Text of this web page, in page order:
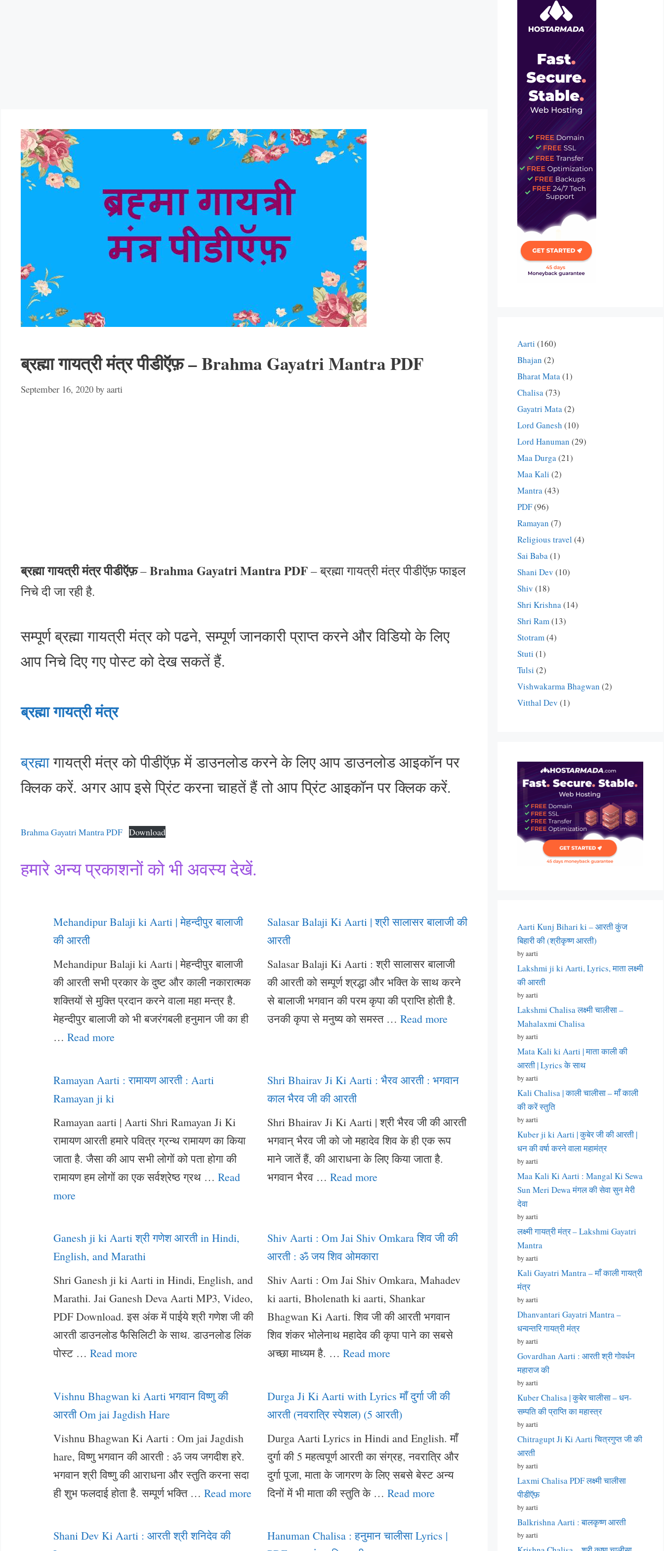
ब्रह्मा गायत्री मंत्र पीडीऍफ़ – Brahma Gayatri Mantra PDF
September 16, 2020 by aarti
ब्रह्मा गायत्री मंत्र पीडीऍफ़–Brahma Gayatri Mantra PDF– ब्रह्मा गायत्री मंत्र पीडीऍफ़ फाइल
निचे दी जा रही है.
सम्पूर्ण ब्रह्मा गायत्री मंत्र को पढने, सम्पूर्ण जानकारी प्राप्त करने और विडियो के लिए
आप निचे दिए गए पोस्ट को देख सकतें हैं.
ब्रह्मा गायत्री मंत्र
ब्रह्मागायत्री मंत्र को पीडीऍफ़ में डाउनलोड करने के लिए आप डाउनलोड आइकॉन पर
क्लिक करें. अगर आप इसे प्रिंट करना चाहतें हैं तो आप प्रिंट आइकॉन पर क्लिक करें.
Brahma Gayatri Mantra PDF Download
हमारे अन्य प्रकाशनों को भी अवस्य देखें.
Mehandipur Balaji ki Aarti | मेहन्दीपुर बालाजी
की आरती
Mehandipur Balaji ki Aarti | मेहन्दीपुर बालाजी
की आरती सभी प्रकार के दुष्ट और काली नकारात्मक
शक्तियों से मुक्ति प्रदान करने वाला महा मन्त्र है.
मेहन्दीपुर बालाजी को भी बजरंगबली हनुमान जी का ही
… Read more
Salasar Balaji Ki Aarti | श्री सालासर बालाजी की
आरती
Salasar Balaji Ki Aarti : श्री सालासर बालाजी
की आरती को सम्पूर्ण श्रद्धा और भक्ति के साथ करने
से बालाजी भगवान की परम कृपा की प्राप्ति होती है.
उनकी कृपा से मनुष्य को समस्त …Read more
Ramayan Aarti : रामायण आरती : Aarti
Ramayan ji ki
Ramayan aarti | Aarti Shri Ramayan Ji Ki
रामायण आरती हमारे पवित्र ग्रन्थ रामायण का किया
जाता है. जैसा की आप सभी लोगों को पता होगा की
रामायण हम लोगों का एक सर्वश्रेष्ठ ग्रथ … Read
more
Shri Bhairav Ji Ki Aarti : भैरव आरती : भगवान
काल भैरव जी की आरती
Shri Bhairav Ji Ki Aarti | श्री भैरव जी की आरती
भगवान् भैरव जी को जो महादेव शिव के ही एक रूप
माने जातें हैं, की आराधना के लिए किया जाता है.
भगवान भैरव …Read more
Ganesh ji ki Aarti श्री गणेश आरती in Hindi,
English, and Marathi
Shri Ganesh ji ki Aarti in Hindi, English, and
Marathi. Jai Ganesh Deva Aarti MP3, Video,
PDF Download. इस अंक में पाईये श्री गणेश जी की
आरती डाउनलोड फैसिलिटी के साथ. डाउनलोड लिंक
पोस्ट … Read more
Shiv Aarti : Om Jai Shiv Omkara शिव जी की
आरती : ॐ जय शिव ओमकारा
Shiv Aarti : Om Jai Shiv Omkara, Mahadev
ki aarti, Bholenath ki aarti, Shankar
Bhagwan Ki Aarti. शिव जी की आरती भगवान
शिव शंकर भोलेनाथ महादेव की कृपा पाने का सबसे
अच्छा माध्यम है. …Read more
Vishnu Bhagwan ki Aarti भगवान विष्णु की
आरती Om jai Jagdish Hare
Vishnu Bhagwan Ki Aarti : Om jai Jagdish
hare, विष्णु भगवान की आरती : ॐ जय जगदीश हरे.
भगवान श्री विष्णु की आराधना और स्तुति करना सदा
ही शुभ फलदाई होता है. सम्पूर्ण भक्ति … Read more
Durga Ji Ki Aarti with Lyrics माँ दुर्गा जी की
आरती (नवरात्रि स्पेशल) (5 आरती)
Durga Aarti Lyrics in Hindi and English. माँ
दुर्गा की 5 महत्वपूर्ण आरती का संग्रह, नवरात्रि और
दुर्गा पूजा, माता के जागरण के लिए सबसे बेस्ट अन्य
दिनों में भी माता की स्तुति के …Read more
Shani Dev Ki Aarti : आरती श्री शनिदेव की
Hanuman Chalisa : हनुमान चालीसा Lyrics |
Aarti (160)
Bhajan (2)
Bharat Mata(1)
Chalisa(73)
Gayatri Mata(2)
Lord Ganesh (10)
Lord Hanuman (29)
Maa Durga(21)
Maa Kali (2)
Mantra(43)
PDF(96)
Ramayan (7)
Religious travel (4)
Sai Baba(1)
Shani Dev (10)
Shiv (18)
Shri Krishna(14)
Shri Ram(13)
Stotram(4)
Stuti (1)
Tulsi (2)
Vishwakarma Bhagwan (2)
Vitthal Dev (1)
Aarti Kunj Bihari ki – आरती कुंज
बिहारी की (श्रीकृष्ण आरती)
by aarti
Lakshmi ji ki Aarti, Lyrics, माता लक्ष्मी
की आरती
by aarti
Lakshmi Chalisa लक्ष्मी चालीसा –
Mahalaxmi Chalisa
by aarti
Mata Kali ki Aarti | माता काली की
आरती | Lyrics के साथ
by aarti
Kali Chalisa | काली चालीसा – माँ काली
की करें स्तुति
by aarti
Kuber ji ki Aarti | कुबेर जी की आरती |
धन की वर्षा करने वाला महामंत्र
by aarti
Maa Kali Ki Aarti : Mangal Ki Sewa
Sun Meri Dewa मंगल की सेवा सुन मेरी
देवा
by aarti
लक्ष्मी गायत्री मंत्र – Lakshmi Gayatri
Mantra
by aarti
Kali Gayatri Mantra – माँ काली गायत्री
मंत्र
by aarti
Dhanvantari Gayatri Mantra –
धन्वन्तरि गायत्री मंत्र
by aarti
Govardhan Aarti : आरती श्री गोवर्धन
महाराज की
by aarti
Kuber Chalisa | कुबेर चालीसा – धन-
सम्पति की प्राप्ति का महास्त्र
by aarti
Chitragupt Ji Ki Aarti चित्रगुप्त जी की
आरती
by aarti
Laxmi Chalisa PDF लक्ष्मी चालीसा
पीडीऍफ़
by aarti
Balkrishna Aarti : बालकृष्ण आरती
by aarti